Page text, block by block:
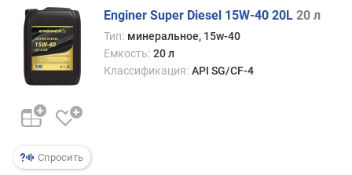
и
м
о
т
о
г
Спросить
Enginer Super Diesel 15W-40 20L 20 л
Тип: минеральное, 15w-40
Емкость: 20 л
Классификация: API SG/CF-4